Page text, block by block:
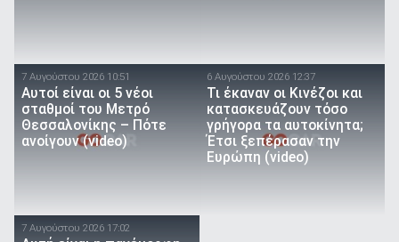
7 Αυγούστου 2026 10:51
Αυτοί είναι οι 5 νέοι
σταθμοί του Μετρό
Θεσσαλονίκης – Πότε
ανοίγουν (video)
6 Αυγούστου 2026 12:37
Τι έκαναν οι Κινέζοι και
κατασκευάζουν τόσο
γρήγορα τα αυτοκίνητα;
Έτσι ξεπέρασαν την
Ευρώπη (video)
7 Αυγούστου 2026 17:02